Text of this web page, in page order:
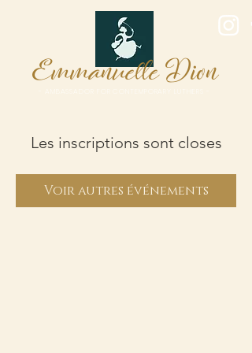
EmmanuelleDion
Les inscriptions sont closes
Voir autres événements